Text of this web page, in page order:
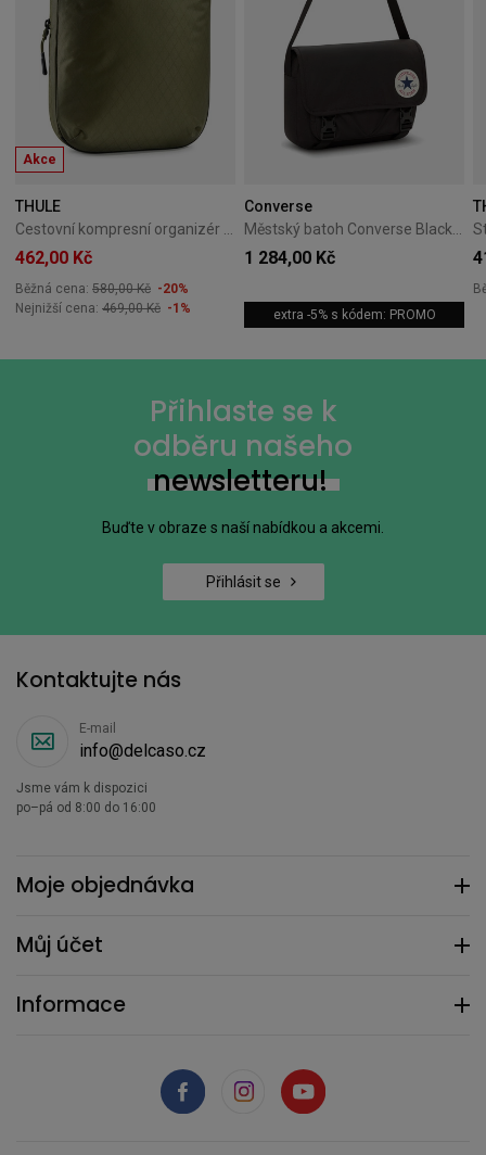
Akce
THULE
Cestovní kompresní organizér Thule PackingCube M Soft Green
462,00 Kč
Běžná cena: 580,00 Kč -20%
Nejnižší cena: 469,00 Kč -1%
Converse
Městský batoh Converse Black 10026011-A01
1 284,00 Kč
extra -5% s kódem: PROMO
Přihlaste se k
odběru našeho
newsletteru!
Buďte v obraze s naší nabídkou a akcemi.
Přihlásit se
Moje objednávka
Můj účet
Informace
Kontaktujte nás
E-mail
info@delcaso.cz
Jsme vám k dispozici
po–pá od 8:00 do 16:00